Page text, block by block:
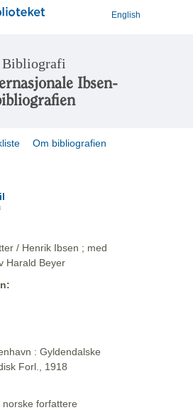
English
Bibliografi
Ibsen-
Om bibliografien
/ Henrik Ibsen ; med
Harald Beyer
: Gyldendalske
Forl., 1918
forfattere